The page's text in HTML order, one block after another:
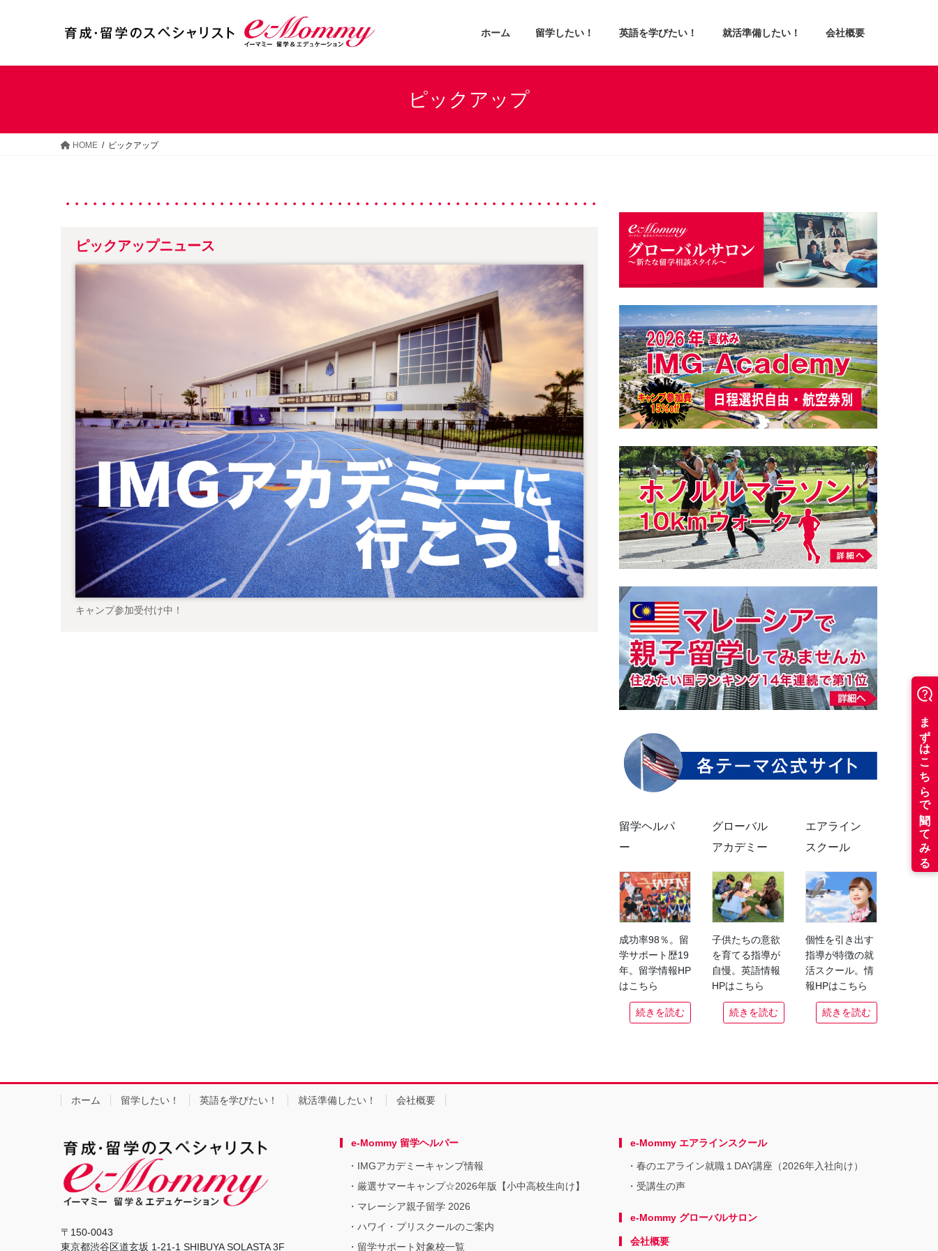
ホーム 留学したい！ 英語を学びたい！ 就活準備したい！ 会社概要
ピックアップ
HOME ピックアップ
ピックアップニュース
キャンプ参加受付け中！
留学ヘルパ
ー
成功率98％。留
学サポート歴19
年。留学情報HP
はこちら
続きを読む
グローバル
アカデミー
子供たちの意欲
を育てる指導が
自慢。英語情報
HPはこちら
続きを読む
エアライン
スクール
個性を引き出す
指導が特徴の就
活スクール。情
報HPはこちら
続きを読む
ホーム 留学したい！ 英語を学びたい！ 就活準備したい！ 会社概要
〒150-0043
東京都渋谷区道玄坂 1-21-1 SHIBUYA SOLASTA 3F
e-Mommy 留学ヘルパー
IMGアカデミーキャンプ情報
厳選サマーキャンプ☆2026年版【小中高校生向け】
マレーシア親子留学 2026
ハワイ・プリスクールのご案内
留学サポート対象校一覧
e-Mommy エアラインスクール
春のエアライン就職１DAY講座（2026年入社向け）
受講生の声
e-Mommy グローバルサロン
会社概要